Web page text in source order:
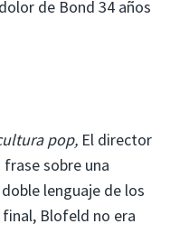
de Bond 34 años
pop, El director
frase sobre una
lenguaje de los
Blofeld no era